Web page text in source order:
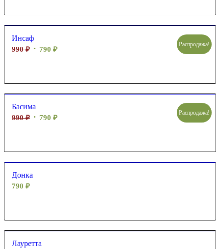
Инсаф
990₽ 790 ₽
Распродажа!
Басима
990₽ 790 ₽
Распродажа!
Донка
790 ₽
Лауретта